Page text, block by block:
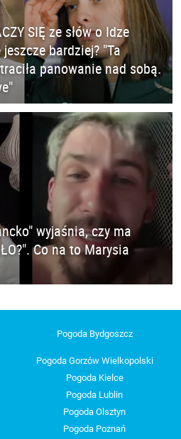
SIĘ ze słów o Idze
bardziej? "Ta
panowanie nad sobą.
wyjaśnia, czy ma
Co na to Marysia
Pogoda Bydgoszcz
Pogoda Gorzów Wielkopolski
Pogoda Kielce
Pogoda Lublin
Pogoda Olsztyn
Pogoda Poznań